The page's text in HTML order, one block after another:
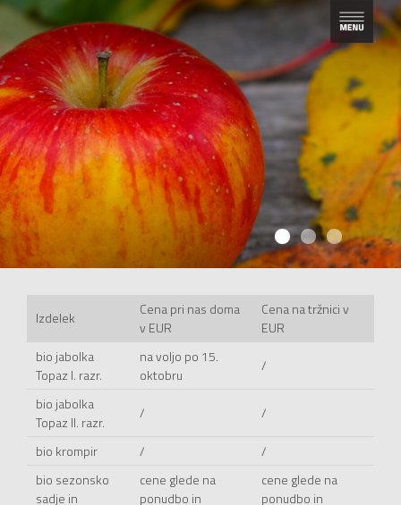
1 2 3
Izdelek
Cena pri nas doma
v EUR
Cena na tržnici v
EUR
bio jabolka
Topaz I. razr.
na voljo po 15.
oktobru
/
bio jabolka
Topaz II. razr.
/ /
bio krompir /
/
bio sezonsko
sadje in
cene glede na
ponudbo in
cene glede na
ponudbo in